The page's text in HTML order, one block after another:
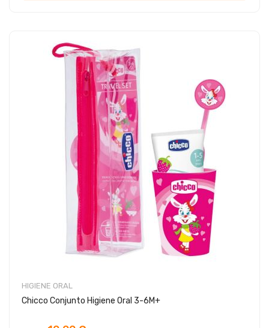
HIGIENE ORAL
Chicco Conjunto Higiene Oral 3-6M+